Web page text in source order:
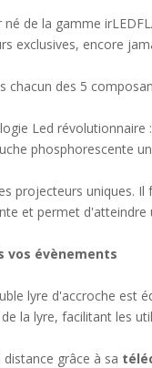
de la gamme
exclusives, encore
chacun des 5
Led révolutionnaire
phosphorescente
projecteurs uniques.
et permet d'atteindre
vos évènements
lyre d'accroche est
la lyre, facilitant les
grâce à sa